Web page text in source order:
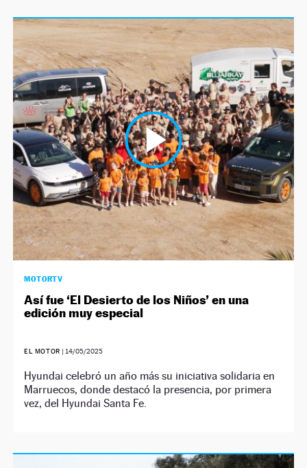
MOTORTV
Así fue ‘El Desierto de los Niños’ en una
edición muy especial
EL MOTOR |14/05/2025
Hyundai celebró un año más su iniciativa solidaria en
Marruecos, donde destacó la presencia, por primera
vez, del Hyundai Santa Fe.